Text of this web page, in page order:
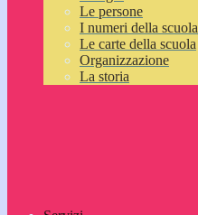
Le persone
I numeri della scuola
Le carte della scuola
Organizzazione
La storia